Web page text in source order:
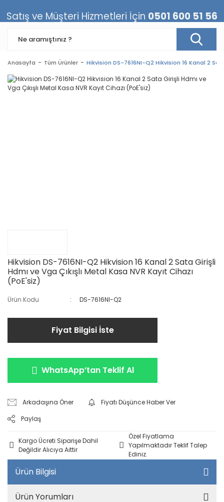
Anasayfa Tüm Ürünler Hikvision DS-7616NI-Q2 Hikvision 16 Kanal 2
Hikvision DS-7616NI-Q2 Hikvision 16 Kanal 2 Sata Girişli
Hdmı ve Vga Çıkışlı Metal Kasa NVR Kayıt Cihazı
(PoE'siz)
Ürün Kodu DS-7616NI-Q2
Fiyat Bilgisi İste
WhatsApp’tan Teklif Al
Arkadaşına Öner
Fiyatı Düşünce Haber Ver
Paylaş
Kargo Ücreti Siparişe Dahil
Değildir Alıcıya Aittir
Özel Fiyatlama
Yapılmaktadır Teklif Talep
Ediniz.
Ürün Bilgisi
Ürün Yorumları
Satış ve Müşteri Hizmetleri İçin 0501 600 51 56